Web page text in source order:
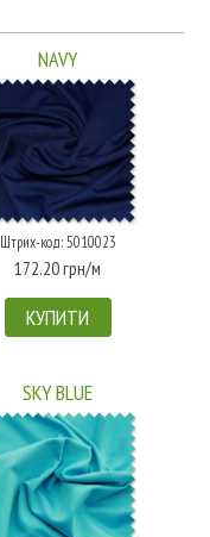
NAVY
Штрих-код: 5010023
172.20 грн/м
КУПИТИ
SKY BLUE